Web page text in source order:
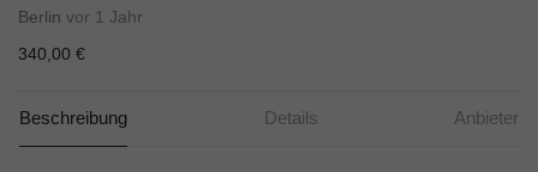
Berlin vor 1 Jahr
340,00 €
Beschreibung Details Anbieter